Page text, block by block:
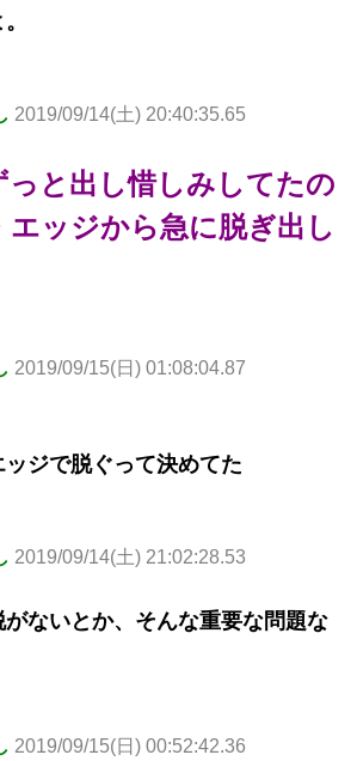
2019/09/14(土) 20:40:35.65
っと出し惜しみしてたの
エッジから急に脱ぎ出し
2019/09/15(日) 01:08:04.87
ジで脱ぐって決めてた
2019/09/14(土) 21:02:28.53
ないとか、そんな重要な問題な
2019/09/15(日) 00:52:42.36